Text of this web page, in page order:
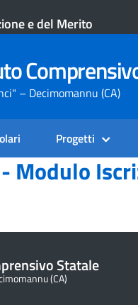
e del Merito
– Decimomannu (CA)
Progetti
- Modulo
Statale
(CA)